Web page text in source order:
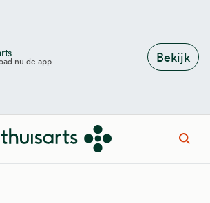
nu de app Bekijk